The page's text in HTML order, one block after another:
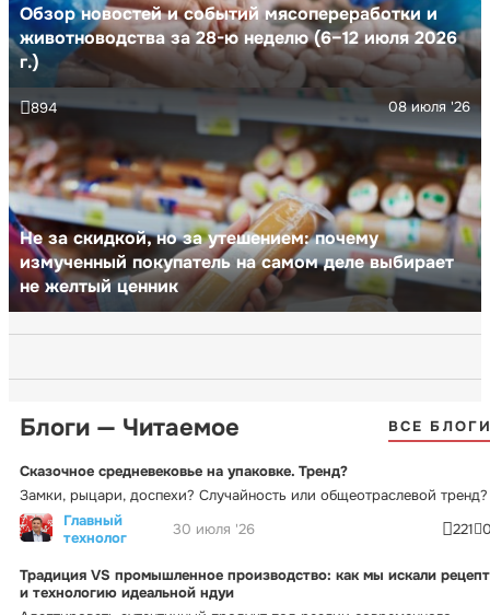
Обзор новостей и событий мясопереработки и
животноводства за 28-ю неделю (6–12 июля 2026
г.)
Не за скидкой, но за утешением: почему
измученный покупатель на самом деле выбирает
не желтый ценник
08 июля '26
894
Блоги — Читаемое ВСЕ
Сказочное средневековье на упаковке. Тренд?
Замки, рыцари, доспехи? Случайность или общеотраслевой тренд?
Главный
технолог
30 июля '26 221
Традиция VS промышленное производство: как мы искали рецепт
и технологию идеальной ндуи